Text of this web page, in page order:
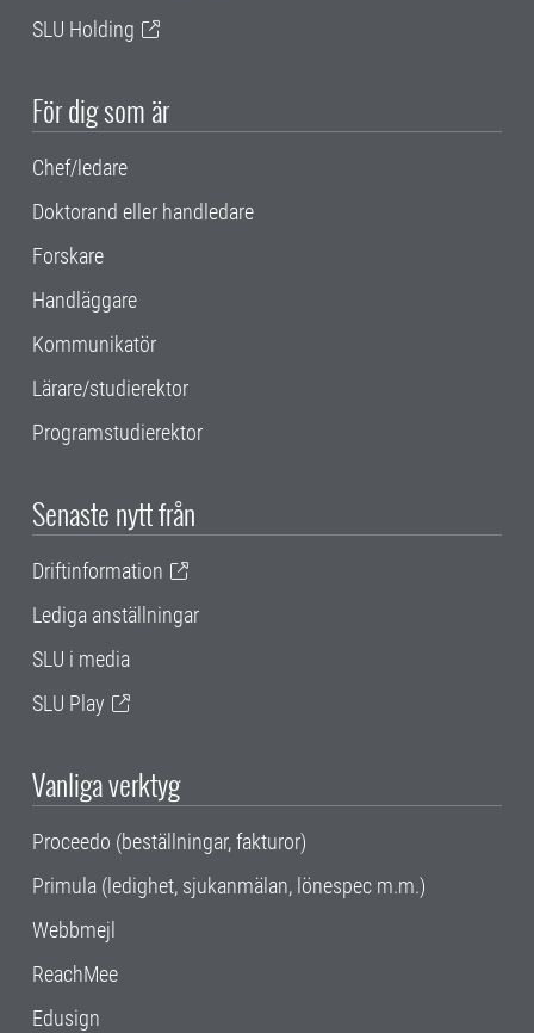
SLU Holding
För dig som är
Chef/ledare
Doktorand eller handledare
Forskare
Handläggare
Kommunikatör
Lärare/studierektor
Programstudierektor
Senaste nytt från
Driftinformation
Lediga anställningar
SLU i media
SLU Play
Vanliga verktyg
Proceedo (beställningar, fakturor)
Primula (ledighet, sjukanmälan, lönespec m.m.)
Webbmejl
ReachMee
Edusign